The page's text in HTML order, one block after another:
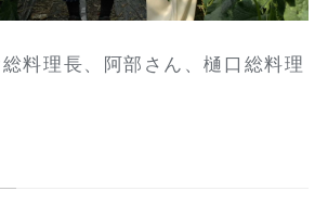
料理長、阿部さん、樋口総料理